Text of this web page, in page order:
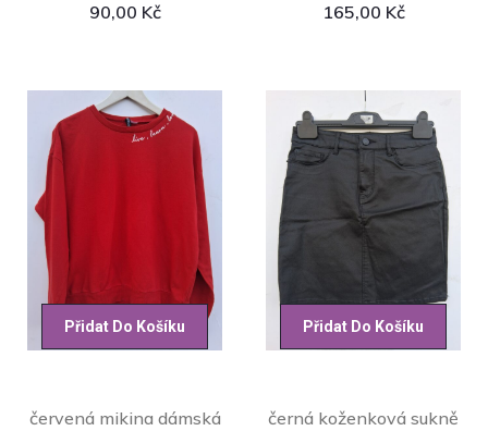
90,00 Kč 165,00 Kč
Přidat Do Košíku
červená mikina dámská
Přidat Do Košíku
černá koženková sukně